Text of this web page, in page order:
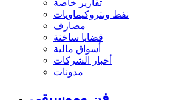
تقارير خاصة
نفط وبتروكيماويات
مصارف
قضايا ساخنة
أسواق مالية
أخبار الشركات
مدونات